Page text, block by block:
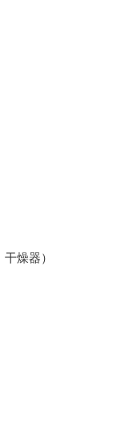
燥器）